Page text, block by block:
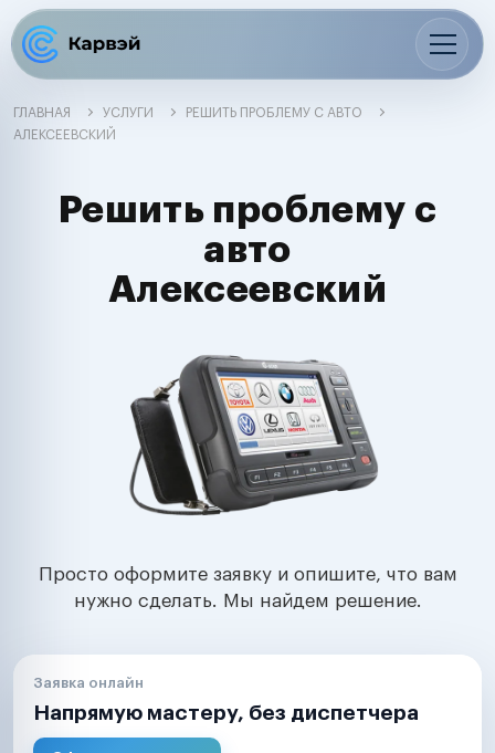
ГЛАВНАЯ УСЛУГИ
РЕШИТЬ ПРОБЛЕМУ С АВТО
АЛЕКСЕЕВСКИЙ
Решить проблему с
авто
Алексеевский
Просто оформите заявку и опишите, что вам
нужно сделать. Мы найдем решение.
Заявка онлайн
Напрямую мастеру, без диспетчера